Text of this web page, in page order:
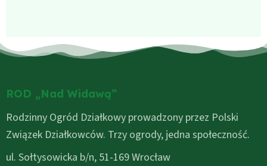
ROD „Nad Widawą”
Rodzinny Ogród Działkowy prowadzony przez Polski
Związek Działkowców. Trzy ogrody, jedna społeczność.
ul. Sołtysowicka b/n, 51-169 Wrocław